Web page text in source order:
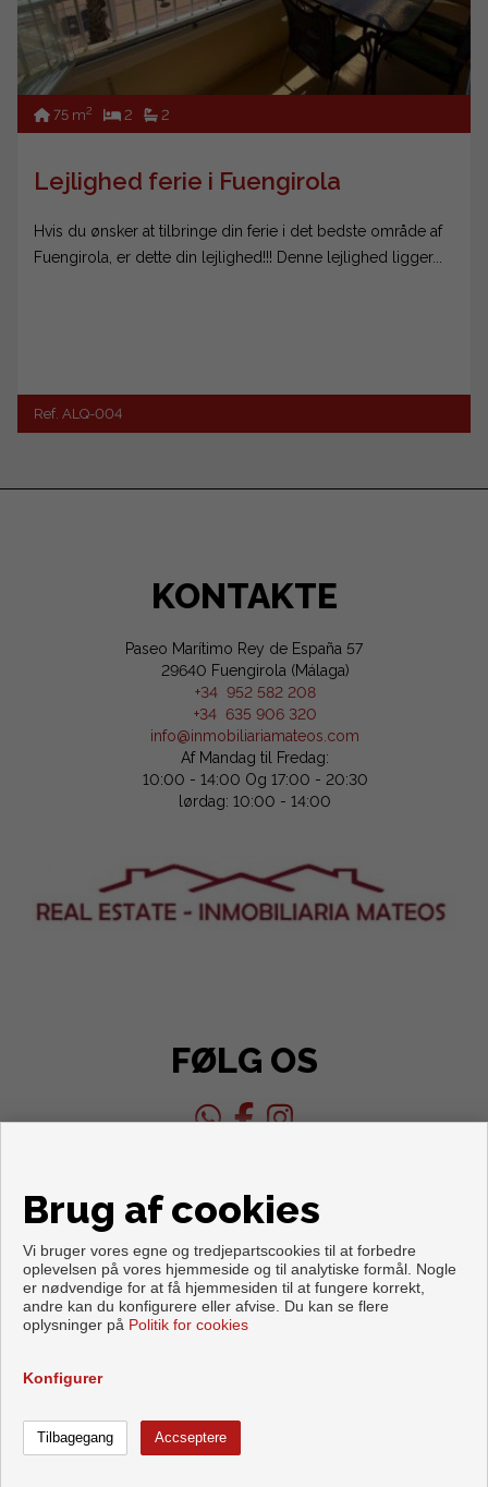
75 m2 2 2
Lejlighed ferie i Fuengirola
Hvis du ønsker at tilbringe din ferie i det bedste område af
Fuengirola, er dette din lejlighed!!! Denne lejlighed ligger...
Ref. ALQ-004
Kontakt
KONTAKTE
Paseo Marítimo Rey de España 57
29640 Fuengirola (Málaga)
+34 952 582 208
+34 635 906 320
info@inmobiliariamateos.com
Af Mandag til Fredag:
10:00 - 14:00 Og 17:00 - 20:30
lørdag: 10:00 - 14:00
FØLG OS
Copyright © 2026. Med forbehold for alle rettigheder.
Retslig meddelelse|Databeskyttelsespolitik
Brug af cookies
Vi bruger vores egne og tredjepartscookies til at forbedre
oplevelsen på vores hjemmeside og til analytiske formål. Nogle
er nødvendige for at få hjemmesiden til at fungere korrekt,
andre kan du konfigurere eller afvise. Du kan se flere
oplysninger på Politik for cookies
Konfigurer